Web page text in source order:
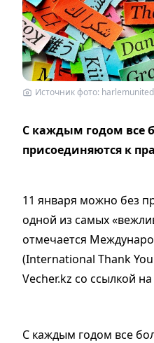
Источник фото:
С каждым годом все
присоединяются к
11 января можно без
одной из самых
отмечается
(International Thank
Vecher.kz со ссылкой на
С каждым годом все